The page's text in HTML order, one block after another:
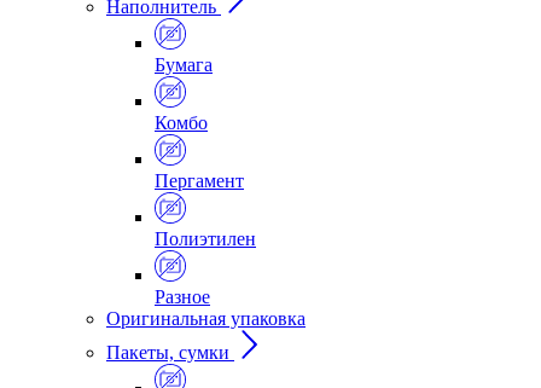
Наполнитель
Бумага
Комбо
Пергамент
Полиэтилен
Разное
Оригинальная упаковка
Пакеты, сумки